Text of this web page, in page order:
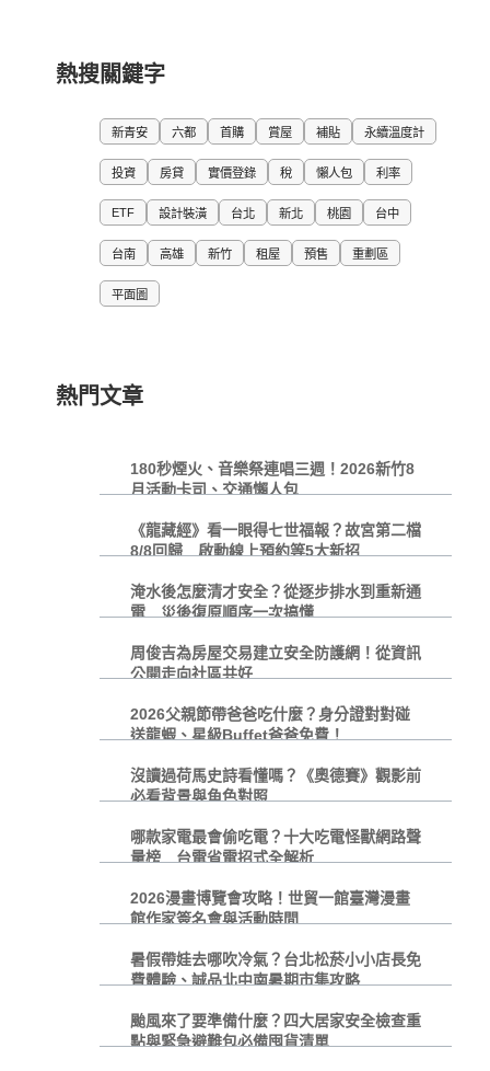
熱搜關鍵字
新青安 六都 首購 賞屋 補貼 永續溫度計
投資 房貸 實價登錄 稅 懶人包 利率
ETF 設計裝潢 台北 新北 桃園 台中
台南 高雄 新竹 租屋 預售 重劃區
平面圖
熱門文章
180秒煙火、音樂祭連唱三週！2026新竹8
月活動卡司、交通懶人包
《龍藏經》看一眼得七世福報？故宮第二檔
8/8回歸 啟動線上預約等5大新招
淹水後怎麼清才安全？從逐步排水到重新通
電 災後復原順序一次搞懂
周俊吉為房屋交易建立安全防護網！從資訊
公開走向社區共好
2026父親節帶爸爸吃什麼？身分證對對碰
送龍蝦、星級Buffet爸爸免費！
沒讀過荷馬史詩看懂嗎？《奧德賽》觀影前
必看背景與角色對照
哪款家電最會偷吃電？十大吃電怪獸網路聲
量榜 台電省電招式全解析
2026漫畫博覽會攻略！世貿一館臺灣漫畫
館作家簽名會與活動時間
暑假帶娃去哪吹冷氣？台北松菸小小店長免
費體驗、誠品北中南暑期市集攻略
颱風來了要準備什麼？四大居家安全檢查重
點與緊急避難包必備囤貨清單